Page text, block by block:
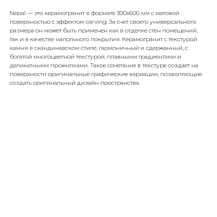
Nepal — это керамогранит в формате 300х600 мм с матовой
поверхностью с эффектом carving. За счет своего универсального
размера он может быть применен как в отделке стен помещений,
так и в качестве напольного покрытия. Керамогранит с текстурой
камня в скандинавском стиле, гармоничный и сдержанный, с
богатой многоцветной текстурой, плавными градиентами и
деликатными прожилками. Такое сочетание в текстуре создает на
поверхности оригинальные графические вариации, позволяющие
создать оригинальный дизайн пространства.